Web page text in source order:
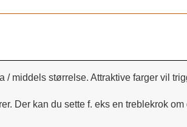
/ middels størrelse. Attraktive farger vil
Der kan du sette f. eks en treblekrok